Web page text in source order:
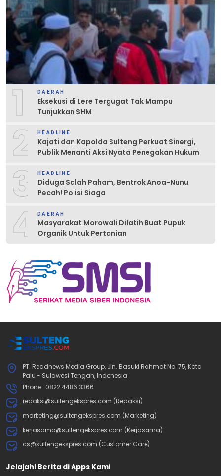
1 DAERAH
Eksekusi di Lere Tergugat Tak Mampu
Tunjukkan SHM
2 HEADLINE
Kajati dan Kapolda Sulteng Perkuat Sinergi,
Publik Menanti Aksi Nyata Penegakan Hukum
3 HEADLINE
Diduga Salah Paham, Bentrok Anoa-Nunu
Pecah! Polisi Siaga
4 DAERAH
Masyarakat Morowali Dilatih Buat Pupuk
Organik Untuk Pertanian
PT. Readnews Media Group, Jln. Basuki Rahmat No. 75, Kota
Palu - Sulawesi Tengah, Indonesia
Phone : 0822 4486 3366
redaksi@sultengekspres.com (Redaksi)
marketing@sultengekspres.com (Marketing)
kerjasama@sultengekspres.com (Kerjasama)
cs@sultengekspres.com (Customer Care)
Jelajahi Berita di Apps Kami